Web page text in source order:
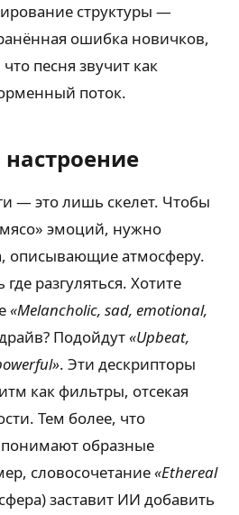
структуры —
ошибка новичков,
песня звучит как
поток.
— это лишь скелет. Чтобы
эмоций, нужно
описывающие атмосферу.
разгуляться. Хотите
«Melancholic, sad, emotional,
Подойдут«Upbeat,
. Эти дескрипторы
как фильтры, отсекая
Тем более, что
образные
словосочетание«Ethereal
заставит ИИ добавить